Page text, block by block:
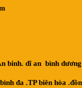
binh. dĩ an bình dương
đa .TP biên hòa